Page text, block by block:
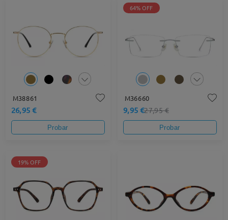
M38861
26,95 €
Probar
64% OFF
M36660
9,95 €27,95 €
Probar
19% OFF